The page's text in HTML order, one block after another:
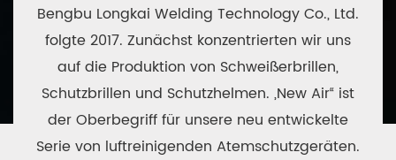
Bengbu Longkai Welding Technology Co., Ltd.
folgte 2017. Zunächst konzentrierten wir uns
auf die Produktion von Schweißerbrillen,
Schutzbrillen und Schutzhelmen. „New Air“ ist
der Oberbegriff für unsere neu entwickelte
Serie von luftreinigenden Atemschutzgeräten.